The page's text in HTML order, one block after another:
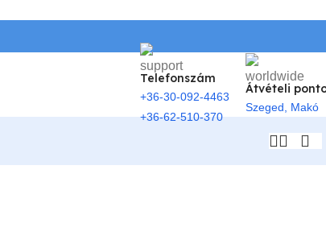
Telefonszám
+36-30-092-4463
+36-62-510-370
Átvételi
Szeged, Makó